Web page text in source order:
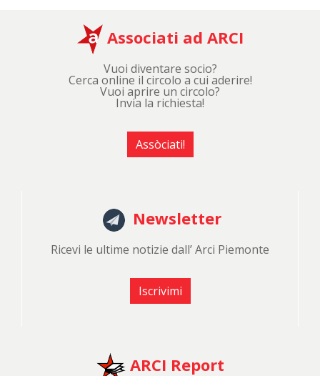
Associati ad ARCI
Vuoi diventare socio?
Cerca online il circolo a cui aderire!
Vuoi aprire un circolo?
Invia la richiesta!
Assòciati!
Newsletter
Ricevi le ultime notizie dall’ Arci Piemonte
Iscrivimi
ARCI Report